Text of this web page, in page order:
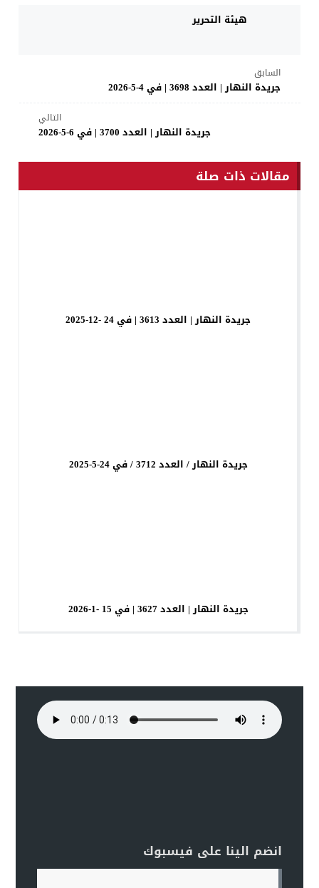
هيئة التحرير
السابق
جريدة النهار | العدد 3698 | في 4-5-2026
التالي
جريدة النهار | العدد 3700 | في 6-5-2026
مقالات ذات صلة
جريدة النهار | العدد 3613 | في 24 -12-2025
جريدة النهار / العدد 3712 / في 24-5-2025
جريدة النهار | العدد 3627 | في 15 -1-2026
انضم الينا على فيسبوك